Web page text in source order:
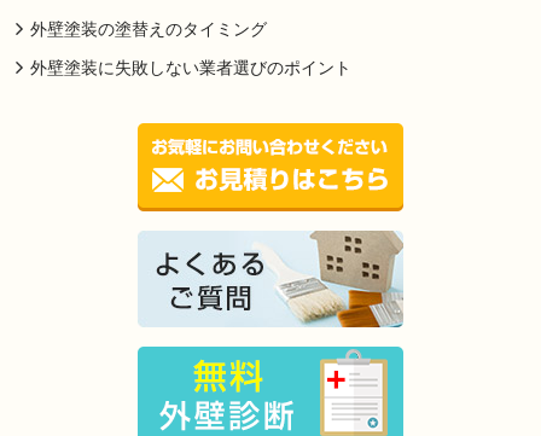
外壁塗装の塗替えのタイミング
外壁塗装に失敗しない業者選びのポイント